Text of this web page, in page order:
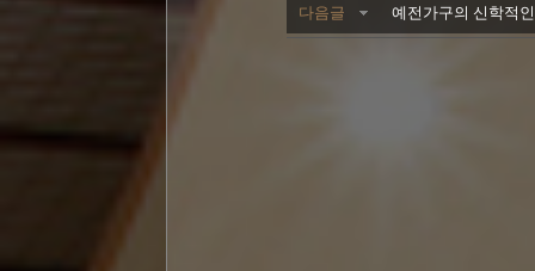
다음글 예전가구의 신학적